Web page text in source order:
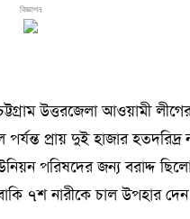
বিজ্ঞাপন
উত্তরজেলা আওয়ামী
প্রায় দুই হাজার হতদরিদ্র
পরিষদের জন্য বরাদ্দ
৭শ নারীকে চাল উপহার দেন।